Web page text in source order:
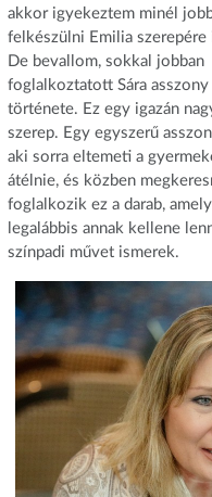
akkor igyekeztem minél
felkészülni Emilia szerepére
De bevallom, sokkal jobban
foglalkoztatott Sára asszony
története. Ez egy igazán
szerep. Egy egyszerű
aki sorra eltemeti a
átélnie, és közben
foglalkozik ez a darab,
legalábbis annak kellene
színpadi művet ismerek.